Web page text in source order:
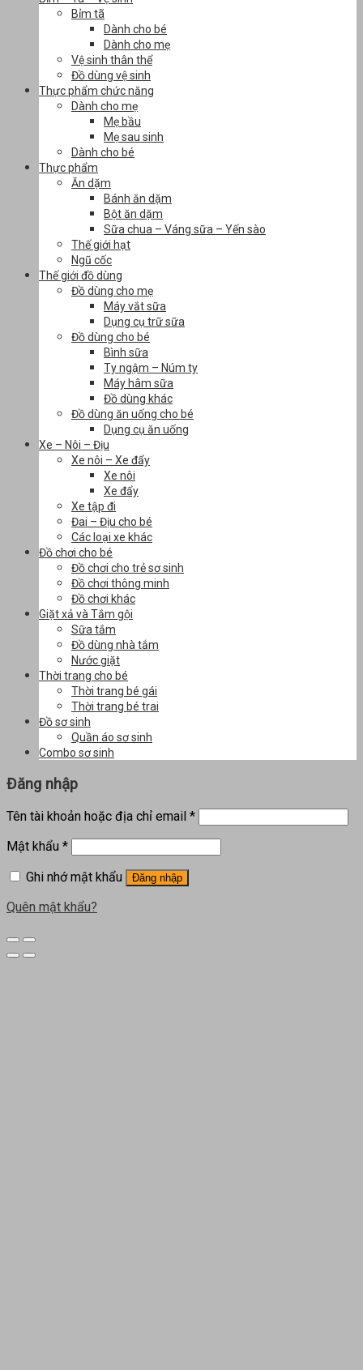
Bỉm tã
Dành cho bé
Dành cho mẹ
Vệ sinh thân thể
Đồ dùng vệ sinh
Thực phẩm chức năng
Dành cho mẹ
Mẹ bầu
Mẹ sau sinh
Dành cho bé
Thực phẩm
Ăn dặm
Bánh ăn dặm
Bột ăn dặm
Sữa chua – Váng sữa – Yến sào
Thế giới hạt
Ngũ cốc
Thế giới đồ dùng
Đồ dùng cho mẹ
Máy vắt sữa
Dụng cụ trữ sữa
Đồ dùng cho bé
Bình sữa
Ty ngậm – Núm ty
Máy hâm sữa
Đồ dùng khác
Đồ dùng ăn uống cho bé
Dụng cụ ăn uống
Xe – Nôi – Địu
Xe nôi – Xe đẩy
Xe nôi
Xe đẩy
Xe tập đi
Đai – Địu cho bé
Các loại xe khác
Đồ chơi cho bé
Đồ chơi cho trẻ sơ sinh
Đồ chơi thông minh
Đồ chơi khác
Giặt xả và Tắm gội
Sữa tắm
Đồ dùng nhà tắm
Nước giặt
Thời trang cho bé
Thời trang bé gái
Thời trang bé trai
Đồ sơ sinh
Quần áo sơ sinh
Combo sơ sinh
Đăng nhập
Tên tài khoản hoặc địa chỉ email *
Mật khẩu *
Ghi nhớ mật khẩu
Đăng nhập
Quên mật khẩu?